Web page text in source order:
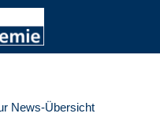
News-Übersicht